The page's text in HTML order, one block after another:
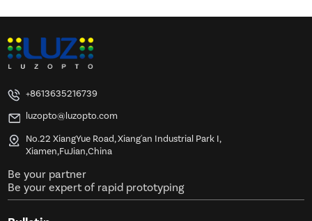
+8613635216739
luzopto@luzopto.com
No.22 XiangYue Road, Xiang'an Industrial Park I,
Xiamen,FuJian,China
Be your partner
Be your expert of rapid prototyping